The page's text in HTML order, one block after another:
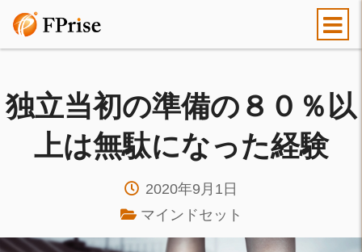
独立当初の準備の８０％以
上は無駄になった経験
2020年9月1日
マインドセット